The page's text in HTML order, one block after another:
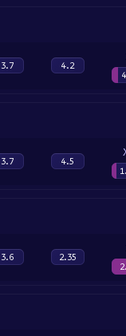
3.7 4.2
3.7 4.5
3.6 2.35